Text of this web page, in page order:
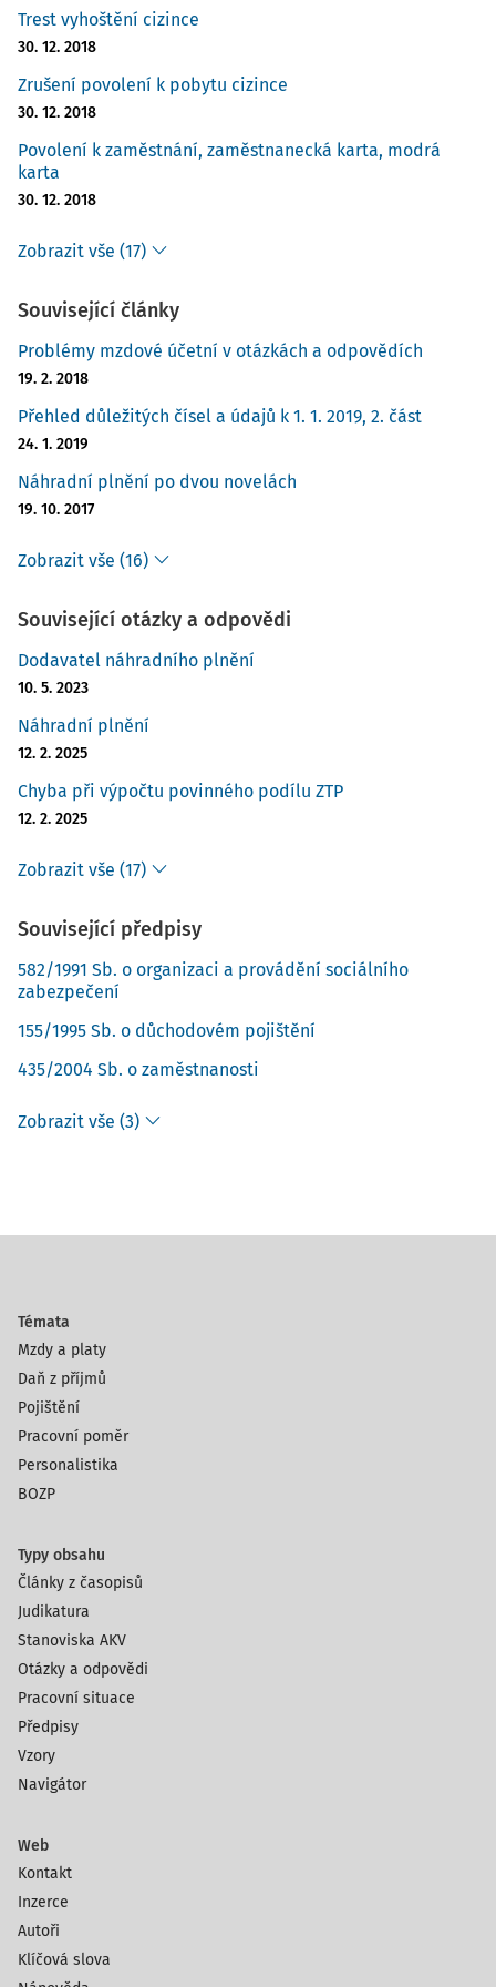
vypustí všechny číslice za poslední platnou číslicí (např.
tak, že z ročního průměrného přepočteného počtu
svých zaměstnanců
Podle výše citovaného ustanovení vyhlášky se průměrný
zaměstnavatele v pracovním poměru za rok 2023 a
na jednoho zaměstnance pracujícího po stanovenou
týdenní pracovní dobu. Pro každý pracovní režim
přepočítává zaměstnavatel své zaměstnance zvlášť (viz
příklad č. 2).
Pro rok 2023 budeme pro účely výpočtů vycházet z těchto
čísel – 250 pracovních dnů; 8hodinový pracovní režim (
000 hodin ), 7,5hodinový režim (1 875 hodin
režim (1 937,5 hodin
odpracované hodiny všemi zaměstnanci zaměstnavatele
celková stanovená pracovní doba bez svátků připadající
na jednoho zaměstnance pracujícího po stanovenou
týdenní pracovní dobu<
Trest vyhoštění cizince
30. 12. 2018
Zrušení povolení k pobytu cizince
30. 12. 2018
Povolení k zaměstnání, zaměstnanecká karta, modrá
karta
30. 12. 2018
Zobrazit vše (17)
Související články
Problémy mzdové účetní v otázkách a odpovědích
19. 2. 2018
Přehled důležitých čísel a údajů k 1. 1. 2019, 2. část
24. 1. 2019
Náhradní plnění po dvou novelách
19. 10. 2017
Zobrazit vše (16)
Související otázky a odpovědi
Dodavatel náhradního plnění
10. 5. 2023
Náhradní plnění
12. 2. 2025
Chyba při výpočtu povinného podílu ZTP
12. 2. 2025
Zobrazit vše (17)
Související předpisy
582/1991 Sb. o organizaci a provádění sociálního
zabezpečení
155/1995 Sb. o důchodovém pojištění
435/2004 Sb. o zaměstnanosti
Zobrazit vše (3)
Témata
Mzdy a platy
Daň z příjmů
Pojištění
Pracovní poměr
Personalistika
BOZP
Typy obsahu
Články z časopisů
Judikatura
Stanoviska AKV
Otázky a odpovědi
Pracovní situace
Předpisy
Vzory
Navigátor
Web
Kontakt
Inzerce
Autoři
Klíčová slova